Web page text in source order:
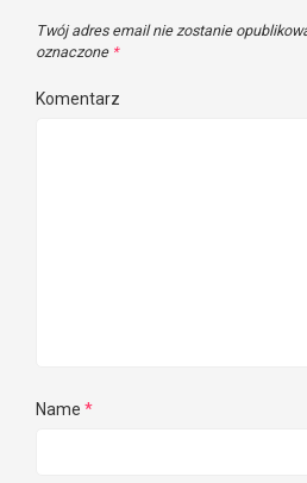
Twój adres email nie zostanie
oznaczone *
Komentarz
Name *